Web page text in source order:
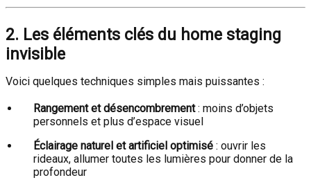
2. Les éléments clés du home staging
invisible
Voici quelques techniques simples mais puissantes :
Rangement et désencombrement: moins d’objets
personnels et plus d’espace visuel
Éclairage naturel et artificiel optimisé : ouvrir les
rideaux, allumer toutes les lumières pour donner de la
profondeur